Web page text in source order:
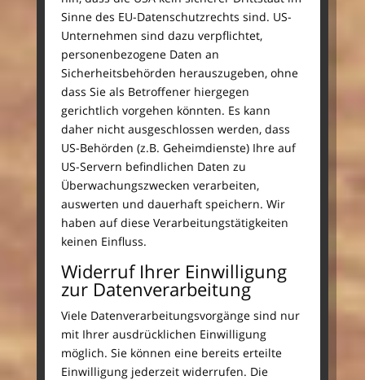
Sinne des EU-Datenschutzrechts sind. US-
Unternehmen sind dazu verpflichtet,
personenbezogene Daten an
Sicherheitsbehörden herauszugeben, ohne
dass Sie als Betroffener hiergegen
gerichtlich vorgehen könnten. Es kann
daher nicht ausgeschlossen werden, dass
US-Behörden (z.B. Geheimdienste) Ihre auf
US-Servern befindlichen Daten zu
Überwachungszwecken verarbeiten,
auswerten und dauerhaft speichern. Wir
haben auf diese Verarbeitungstätigkeiten
keinen Einfluss.
Widerruf Ihrer Einwilligung
zur Datenverarbeitung
Viele Datenverarbeitungsvorgänge sind nur
mit Ihrer ausdrücklichen Einwilligung
möglich. Sie können eine bereits erteilte
Einwilligung jederzeit widerrufen. Die